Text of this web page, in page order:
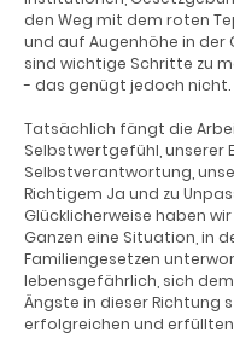
den Weg mit dem roten
und auf Augenhöhe in der
sind wichtige Schritte zu
- das genügt jedoch nicht.
Tatsächlich fängt die
Selbstwertgefühl, unserer
Selbstverantwortung,
Richtigem Ja und zu
Glücklicherweise haben
Ganzen eine Situation, in
Familiengesetzen
lebensgefährlich, sich
Ängste in dieser Richtung
erfolgreichen und erfüllten